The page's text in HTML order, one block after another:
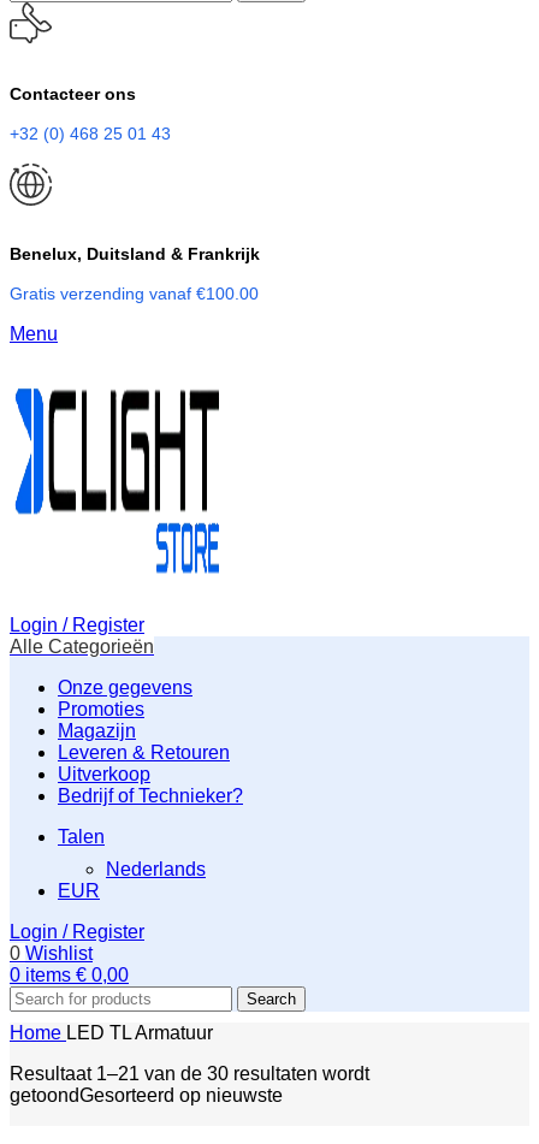
Contacteer ons
+32 (0) 468 25 01 43
Benelux, Duitsland & Frankrijk
Gratis verzending vanaf €100.00
Menu
Login / Register
Alle Categorieën
Onze gegevens
Promoties
Magazijn
Leveren & Retouren
Uitverkoop
Bedrijf of Technieker?
Talen
Nederlands
EUR
Login / Register
0 Wishlist
0 items € 0,00
Search
Home LED TL Armatuur
Resultaat 1–21 van de 30 resultaten wordt
getoondGesorteerd op nieuwste